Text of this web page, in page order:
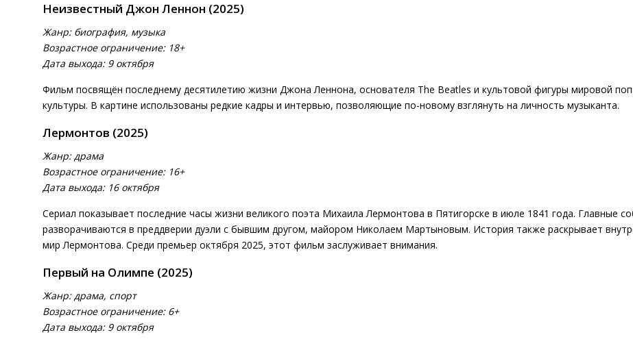
Неизвестный Джон Леннон (2025)
Жанр: биография, музыка
Возрастное ограничение: 18+
Дата выхода: 9 октября
Фильм посвящён последнему десятилетию жизни Джона Леннона, основателя The Beatles и культовой фигуры мировой
культуры. В картине использованы редкие кадры и интервью, позволяющие по-новому взглянуть на личность музыканта.
Лермонтов (2025)
Жанр: драма
Возрастное ограничение: 16+
Дата выхода: 16 октября
Сериал показывает последние часы жизни великого поэта Михаила Лермонтова в Пятигорске в июле 1841 года. Главные
разворачиваются в преддверии дуэли с бывшим другом, майором Николаем Мартыновым. История также раскрывает
мир Лермонтова. Среди премьер октября 2025, этот фильм заслуживает внимания.
Первый на Олимпе (2025)
Жанр: драма, спорт
Возрастное ограничение: 6+
Дата выхода: 9 октября